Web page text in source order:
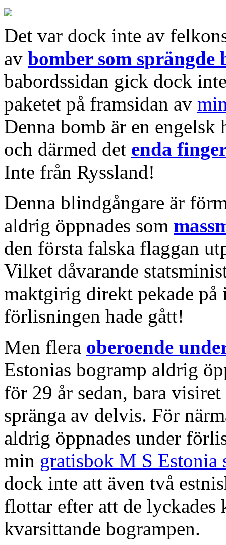
Det var dock inte av
av bomber som sprängde
babordssidan gick dock
paketet på framsidan av
Denna bomb är en
och därmed det enda
Inte från Ryssland!
Denna blindgångare är
aldrig öppnades som
den första falska flaggan
Vilket dåvarande
maktgirig direkt pekade på
förlisningen hade gått!
Men flera oberoende
Estonias bogramp aldrig
för 29 år sedan, bara
spränga av delvis. För
aldrig öppnades under
min gratisbok M S Estonia
dock inte att även två
flottar efter att de lyckades
kvarsittande bogrampen.